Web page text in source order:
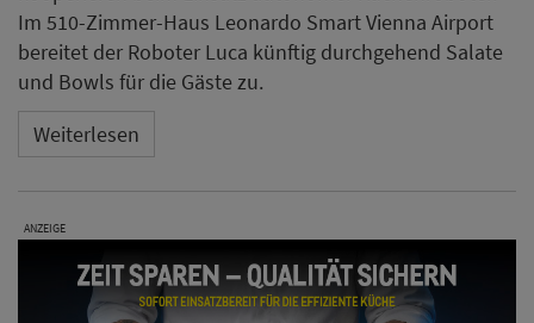
Im 510-Zimmer-Haus Leonardo Smart Vienna Airport
bereitet der Roboter Luca künftig durchgehend Salate
und Bowls für die Gäste zu.
Weiterlesen
ANZEIGE